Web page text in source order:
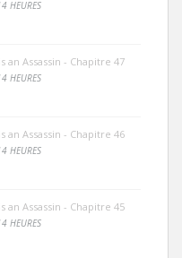
HEURES
an Assassin - Chapitre 47
HEURES
an Assassin - Chapitre 46
HEURES
an Assassin - Chapitre 45
HEURES